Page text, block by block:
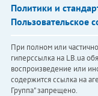
Политики и
Пользовательское
При полном или
гиперссылка на LB.ua
воспроизведение или
содержится ссылка на
Группа" запрещено.